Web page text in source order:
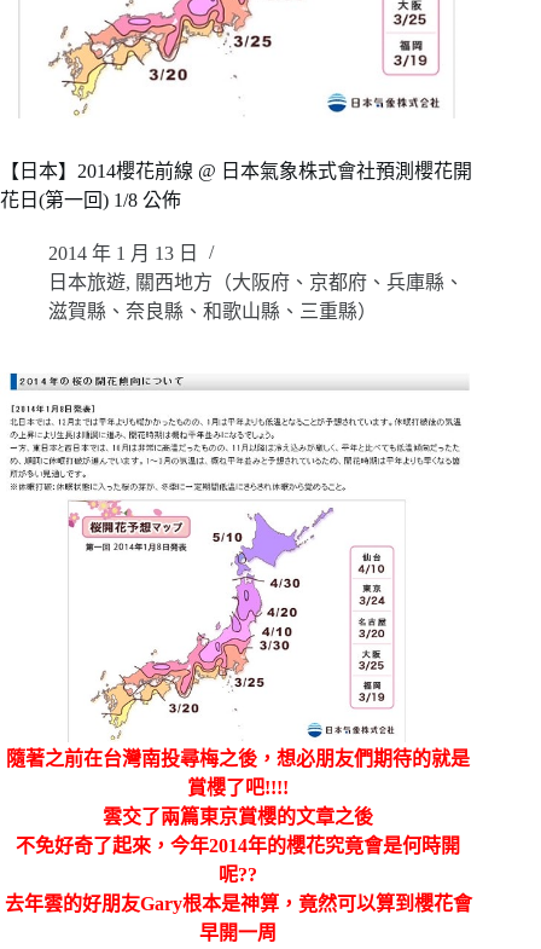
【日本】2014櫻花前線 @ 日本氣象株式會社預測櫻花開
花日(第一回) 1/8 公佈
2014 年 1 月 13 日
日本旅遊, 關西地方（大阪府、京都府、兵庫縣、
滋賀縣、奈良縣、和歌山縣、三重縣）
隨著之前在台灣南投尋梅之後，想必朋友們期待的就是
賞櫻了吧!!!!
雲交了兩篇東京賞櫻的文章之後
不免好奇了起來，今年2014年的櫻花究竟會是何時開
呢??
去年雲的好朋友Gary根本是神算，竟然可以算到櫻花會
早開一周